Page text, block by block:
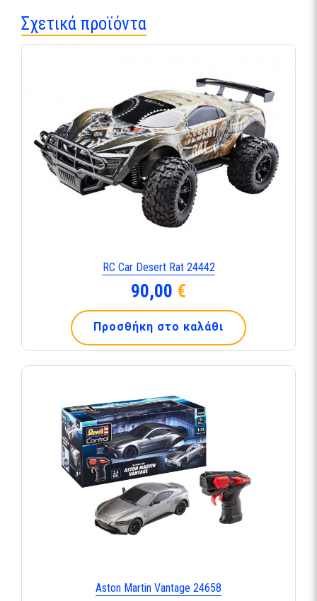
Σχετικά προϊόντα
RC Car Desert Rat 24442
90,00 €
Προσθήκη στο καλάθι
Aston Martin Vantage 24658